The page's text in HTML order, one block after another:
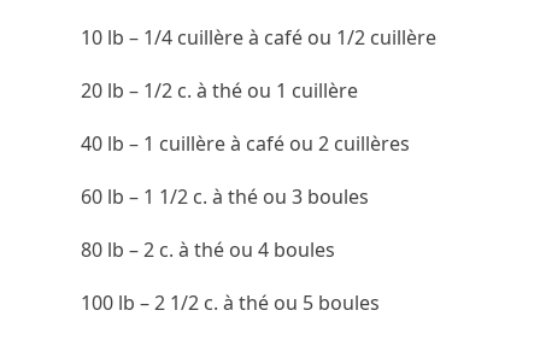
10 lb – 1/4 cuillère à café ou 1/2 cuillère
20 lb – 1/2 c. à thé ou 1 cuillère
40 lb – 1 cuillère à café ou 2 cuillères
60 lb – 1 1/2 c. à thé ou 3 boules
80 lb – 2 c. à thé ou 4 boules
100 lb – 2 1/2 c. à thé ou 5 boules